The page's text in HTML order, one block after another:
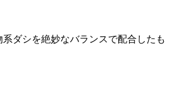
ダシを絶妙なバランスで配合したも